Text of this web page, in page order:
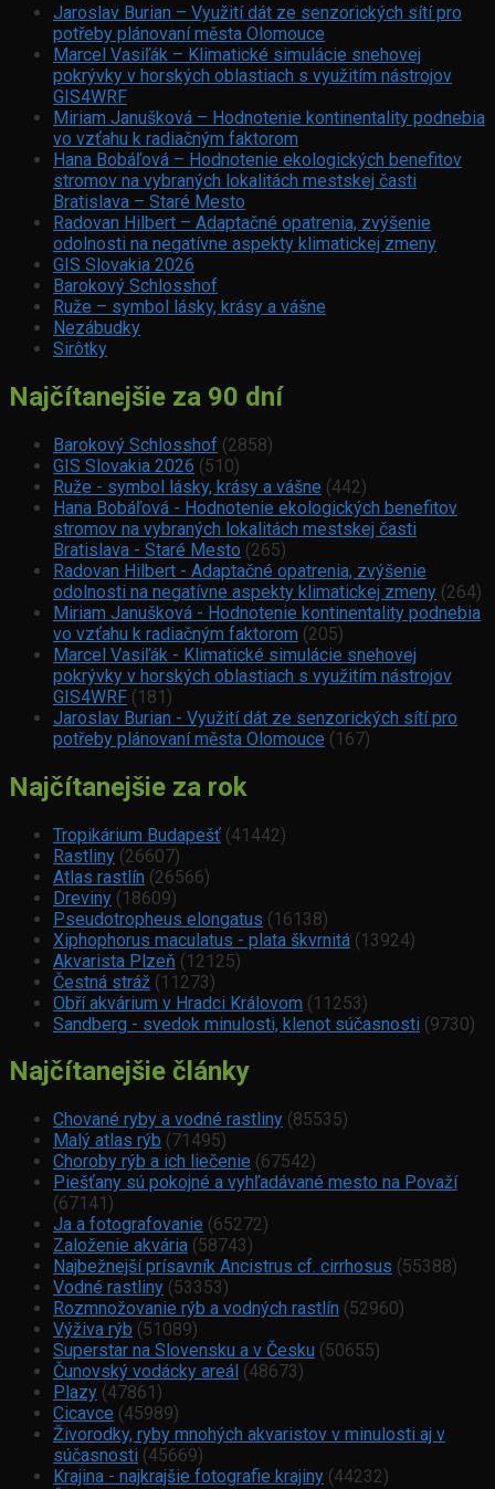
Jaroslav Burian – Využití dát ze senzorických sítí pro
potřeby plánovaní města Olomouce
Marcel Vasiľák – Klimatické simulácie snehovej
pokrývky v horských oblastiach s využitím nástrojov
GIS4WRF
Miriam Janušková – Hodnotenie kontinentality podnebia
vo vzťahu k radiačným faktorom
Hana Bobáľová – Hodnotenie ekologických benefitov
stromov na vybraných lokalitách mestskej časti
Bratislava – Staré Mesto
Radovan Hilbert – Adaptačné opatrenia, zvýšenie
odolnosti na negatívne aspekty klimatickej zmeny
GIS Slovakia 2026
Barokový Schlosshof
Ruže – symbol lásky, krásy a vášne
Nezábudky
Sirôtky
Najčítanejšie za 90 dní
Barokový Schlosshof (2858)
GIS Slovakia 2026 (510)
Ruže - symbol lásky, krásy a vášne (442)
Hana Bobáľová - Hodnotenie ekologických benefitov
stromov na vybraných lokalitách mestskej časti
Bratislava - Staré Mesto (265)
Radovan Hilbert - Adaptačné opatrenia, zvýšenie
odolnosti na negatívne aspekty klimatickej zmeny (264)
Miriam Janušková - Hodnotenie kontinentality podnebia
vo vzťahu k radiačným faktorom (205)
Marcel Vasiľák - Klimatické simulácie snehovej
pokrývky v horských oblastiach s využitím nástrojov
GIS4WRF (181)
Jaroslav Burian - Využití dát ze senzorických sítí pro
potřeby plánovaní města Olomouce (167)
Najčítanejšie za rok
Tropikárium Budapešť (41442)
Rastliny (26607)
Atlas rastlín (26566)
Dreviny (18609)
Pseudotropheus elongatus (16138)
Xiphophorus maculatus - plata škvrnitá (13924)
Akvarista Plzeň (12125)
Čestná stráž (11273)
Obří akvárium v Hradci Královom (11253)
Sandberg - svedok minulosti, klenot súčasnosti (9730)
Najčítanejšie články
Chované ryby a vodné rastliny (85535)
Malý atlas rýb (71495)
Choroby rýb a ich liečenie (67542)
Piešťany sú pokojné a vyhľadávané mesto na Považí
(67141)
Ja a fotografovanie (65272)
Založenie akvária (58743)
Najbežnejší prísavník Ancistrus cf. cirrhosus (55388)
Vodné rastliny (53353)
Rozmnožovanie rýb a vodných rastlín (52960)
Výživa rýb (51089)
Superstar na Slovensku a v Česku (50655)
Čunovský vodácky areál (48673)
Plazy (47861)
Cicavce (45989)
Živorodky, ryby mnohých akvaristov v minulosti aj v
súčasnosti (45669)
Krajina - najkrajšie fotografie krajiny (44232)